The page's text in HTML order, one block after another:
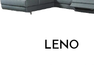
LENO